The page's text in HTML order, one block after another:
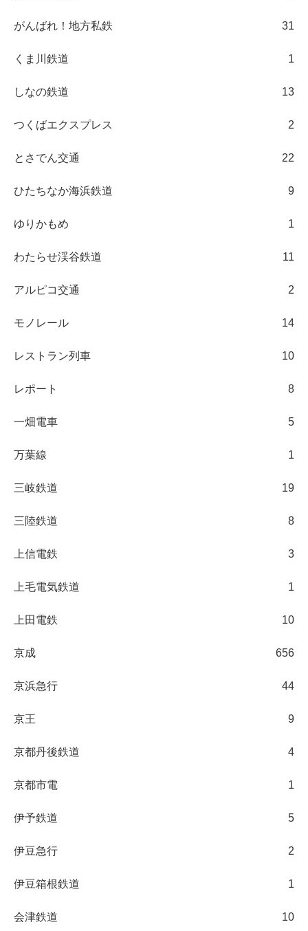
がんばれ！地方私鉄 31
くま川鉄道 1
しなの鉄道 13
つくばエクスプレス 2
とさでん交通 22
ひたちなか海浜鉄道 9
ゆりかもめ 1
わたらせ渓谷鉄道 11
アルピコ交通 2
モノレール 14
レストラン列車 10
レポート 8
一畑電車 5
万葉線 1
三岐鉄道 19
三陸鉄道 8
上信電鉄 3
上毛電気鉄道 1
上田電鉄 10
京成 656
京浜急行 44
京王 9
京都丹後鉄道 4
京都市電 1
伊予鉄道 5
伊豆急行 2
伊豆箱根鉄道 1
会津鉄道 10